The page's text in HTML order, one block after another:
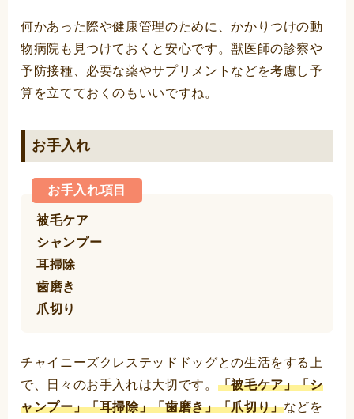
何かあった際や健康管理のために、かかりつけの動
物病院も見つけておくと安心です。獣医師の診察や
予防接種、必要な薬やサプリメントなどを考慮し予
算を立てておくのもいいですね。
お手入れ
お手入れ項目
被毛ケア
シャンプー
耳掃除
歯磨き
爪切り
チャイニーズクレステッドドッグとの生活をする上
で、日々のお手入れは大切です。 「被毛ケア」「シ
ャンプー」「耳掃除」「歯磨き」「爪切り」などを